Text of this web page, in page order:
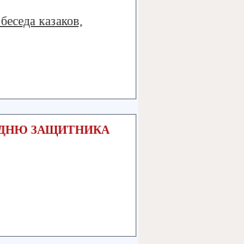
казаков,
ЗАЩИТНИКА